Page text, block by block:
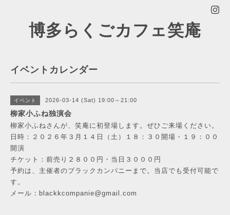
博多らくごカフェ笑庵
イベントカレンダー
イベント 2026-03-14 (Sat) 19:00～21:00
柳家小ふね独演会
柳家小ふねさんが、笑庵に初登場します。ぜひご来場ください。
日時：２０２６年３月１４日（土）１８：３０開場・１９：００
開演
チケット：前売り２８００円・当日３０００円
予約は、主催者のブラックカンパニーまで。当店でも受付可能で
す。
メール：blackkcompanie@gmail.com